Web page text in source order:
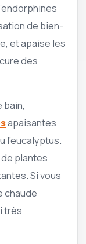
de bien-
et apaise les
des
bain,
apaisantes
l’eucalyptus.
plantes
Si vous
chaude
très